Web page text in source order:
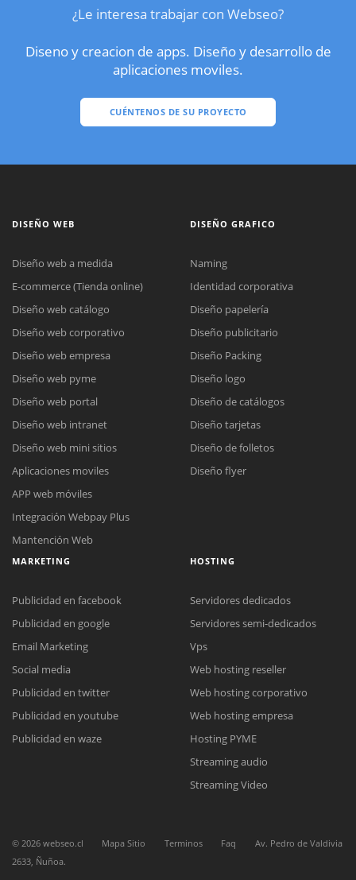
¿Le interesa trabajar con Webseo?
Diseno y creacion de apps. Diseño y desarrollo de
aplicaciones moviles.
CUÉNTENOS DE SU PROYECTO
Reunión online
Nuestros ejecutivos le enviarán un correo electrónico con el enlace a
Meet para la reunión online.
Cotización
Chat Online
Todos nuestros ejecutivos están fuera de línea. Complete el formulario
DISEÑO WEB
Diseño web a medida
E-commerce (Tienda online)
Diseño web catálogo
Diseño web corporativo
Diseño web empresa
Diseño web pyme
Diseño web portal
Diseño web intranet
Diseño web mini sitios
Aplicaciones moviles
APP web móviles
Integración Webpay Plus
Mantención Web
DISEÑO GRAFICO
Naming
Identidad corporativa
Diseño papelería
Diseño publicitario
Diseño Packing
Diseño logo
Diseño de catálogos
Diseño tarjetas
Diseño de folletos
Diseño flyer
MARKETING
Publicidad en facebook
Publicidad en google
Email Marketing
Social media
Publicidad en twitter
Publicidad en youtube
Publicidad en waze
HOSTING
Servidores dedicados
Servidores semi-dedicados
Vps
Web hosting reseller
Web hosting corporativo
Web hosting empresa
Hosting PYME
Streaming audio
Streaming Video
© 2026 webseo.cl Mapa Sitio Terminos Faq
Av. Pedro de Valdivia
2633, Ñuñoa.